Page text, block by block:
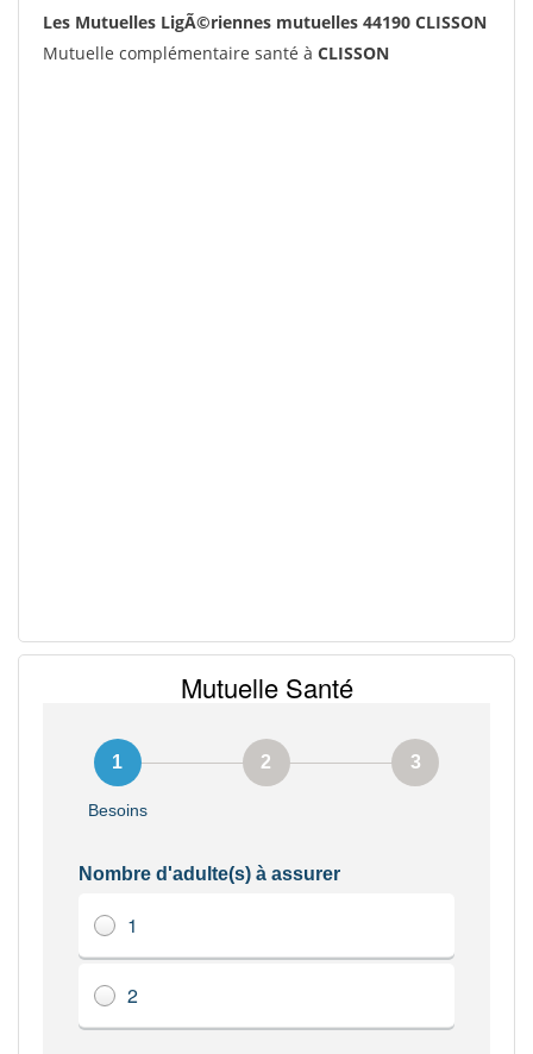
Les Mutuelles LigÃ©riennes mutuelles 44190 CLISSON
Mutuelle complémentaire santé à CLISSON